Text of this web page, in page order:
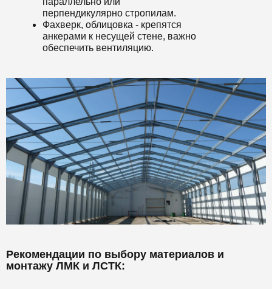
перпендикулярно стропилам.
Фахверк, облицовка - крепятся
анкерами к несущей стене, важно
обеспечить вентиляцию.
Рекомендации по выбору материалов и
монтажу ЛМК и ЛСТК: